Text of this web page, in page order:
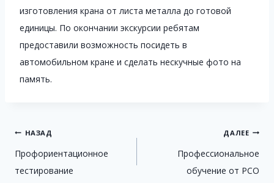
изготовления крана от листа металла до готовой
единицы. По окончании экскурсии ребятам
предоставили возможность посидеть в
автомобильном кране и сделать нескучные фото на
память.
Навигация
по
НАЗАД
Профориентационное
тестирование
ДАЛЕЕ
Профессиональное
обучение от РСО